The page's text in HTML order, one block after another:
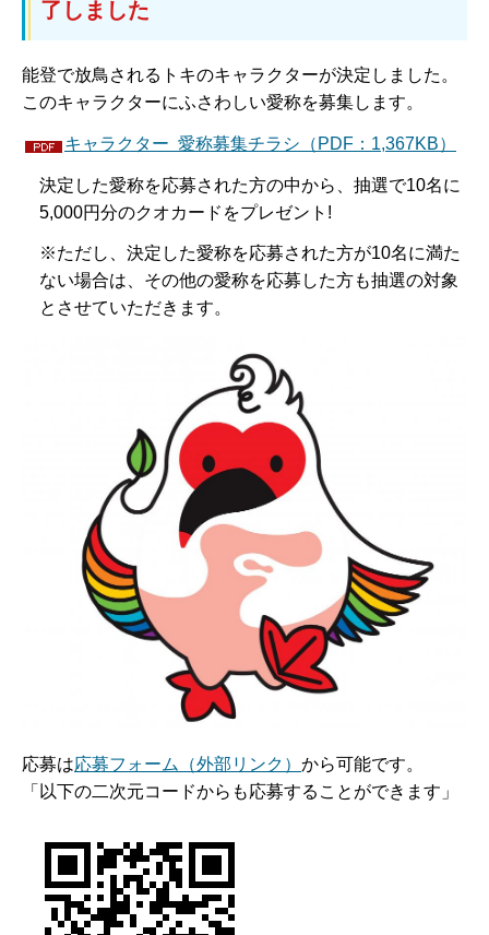
了しました
能登で放鳥されるトキのキャラクターが決定しました。
このキャラクターにふさわしい愛称を募集します。
キャラクター 愛称募集チラシ（PDF：1,367KB）
決定した愛称を応募された方の中から、抽選で10名に
5,000円分のクオカードをプレゼント!
※ただし、決定した愛称を応募された方が10名に満た
ない場合は、その他の愛称を応募した方も抽選の対象
とさせていただきます。
応募は応募フォーム（外部リンク） から可能です。
「以下の二次元コードからも応募することができます」